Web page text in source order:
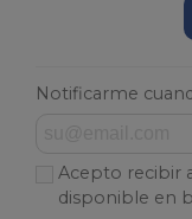
Notificarme
Acepto recibir
disponible en